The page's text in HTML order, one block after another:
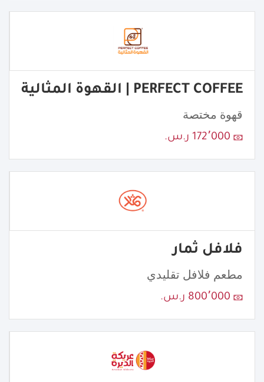
PERFECT COFFEE | القهوة المثالية
قهوة مختصة
172٬000 ر.س.
فلافل ثمار
مطعم فلافل تقليدي
800٬000 ر.س.